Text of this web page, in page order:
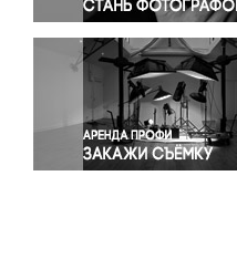
Религия
Светская жизнь
Спорт
Экология
Экономика и бизнес